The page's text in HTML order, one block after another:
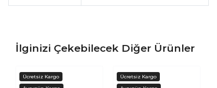
İlginizi Çekebilecek Diğer Ürünler